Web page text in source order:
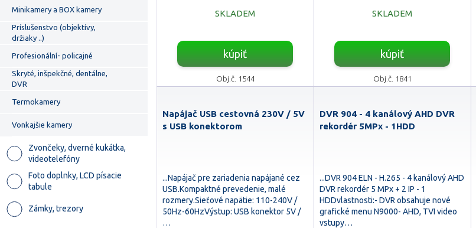
Minikamery a BOX kamery
Príslušenstvo (objektívy,
držiaky ..)
Profesionální- policajné
Skryté, inšpekčné, dentálne,
DVR
Termokamery
Vonkajšie kamery
Zvončeky, dverné kukátka,
videotelefóny
Foto doplnky, LCD písacie
tabule
Zámky, trezory
SKLADEM
kúpiť
Obj.č. 1544
SKLADEM
kúpiť
Obj.č. 1841
Napájač USB cestovná 230V / 5V
s USB konektorom
...Napájač pre zariadenia napájané cez
USB.Kompaktné prevedenie, malé
rozmery.Sieťové napätie: 110-240V /
50Hz-60HzVýstup: USB konektor 5V /
…
DVR 904 - 4 kanálový AHD DVR
rekordér 5MPx - 1HDD
...DVR 904 ELN - H.265 - 4 kanálový AHD
DVR rekordér 5 MPx + 2 IP - 1
HDDvlastnosti:- DVR obsahuje nové
grafické menu N9000- AHD, TVI video
vstupy…